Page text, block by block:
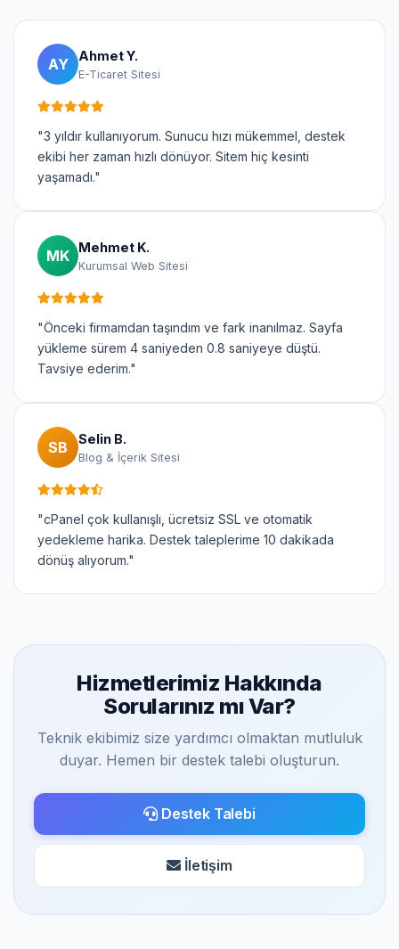
AY Ahmet Y.
E-Ticaret Sitesi
"3 yıldır kullanıyorum. Sunucu hızı mükemmel, destek
ekibi her zaman hızlı dönüyor. Sitem hiç kesinti
yaşamadı."
MK Mehmet K.
Kurumsal Web Sitesi
"Önceki firmamdan taşındım ve fark inanılmaz. Sayfa
yükleme sürem 4 saniyeden 0.8 saniyeye düştü.
Tavsiye ederim."
SB Selin B.
Blog & İçerik Sitesi
"cPanel çok kullanışlı, ücretsiz SSL ve otomatik
yedekleme harika. Destek taleplerime 10 dakikada
dönüş alıyorum."
Hizmetlerimiz Hakkında
Sorularınız mı Var?
Teknik ekibimiz size yardımcı olmaktan mutluluk
duyar. Hemen bir destek talebi oluşturun.
Destek Talebi
İletişim